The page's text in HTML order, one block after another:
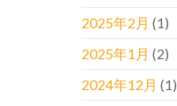
2025年2月 (1)
2025年1月 (2)
2024年12月 (1)